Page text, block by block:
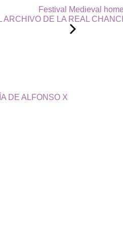
Festival Medieval
DE LA REAL
DE ALFONSO X